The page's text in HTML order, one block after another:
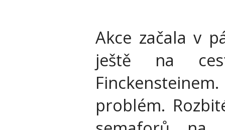
Akce začala v
ještě na
problém.